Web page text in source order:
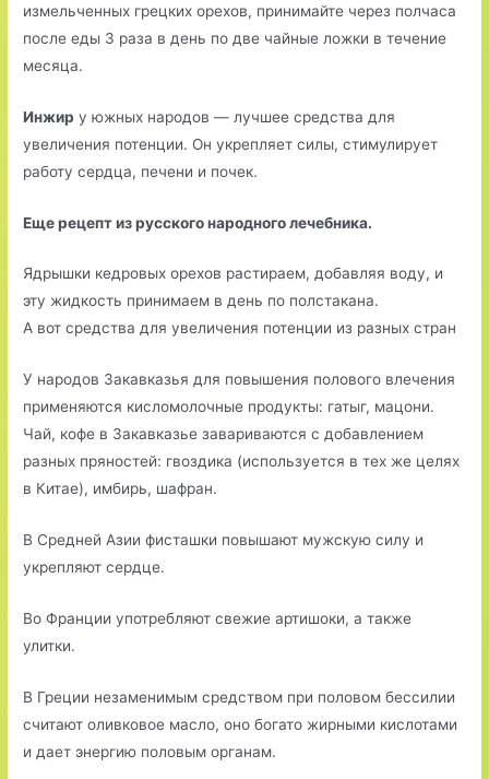
измельченных грецких орехов, принимайте через полчаса
после еды 3 раза в день по две чайные ложки в течение
месяца.
Инжир у южных народов — лучшее средства для
увеличения потенции. Он укрепляет силы, стимулирует
работу сердца, печени и почек.
Еще рецепт из русского народного лечебника.
Ядрышки кедровых орехов растираем, добавляя воду, и
эту жидкость принимаем в день по полстакана.
А вот средства для увеличения потенции из разных стран
У народов Закавказья для повышения полового влечения
применяются кисломолочные продукты: гатыг, мацони.
Чай, кофе в Закавказье завариваются с добавлением
разных пряностей: гвоздика (используется в тех же целях
в Китае), имбирь, шафран.
В Средней Азии фисташки повышают мужскую силу и
укрепляют сердце.
Во Франции употребляют свежие артишоки, а также
улитки.
В Греции незаменимым средством при половом бессилии
считают оливковое масло, оно богато жирными кислотами
и дает энергию половым органам.